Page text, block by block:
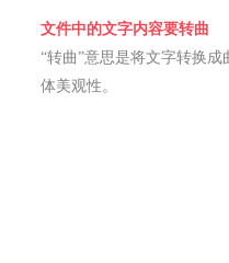
文件中的文字内容要转曲
“转曲”意思是将文字转换
体美观性。